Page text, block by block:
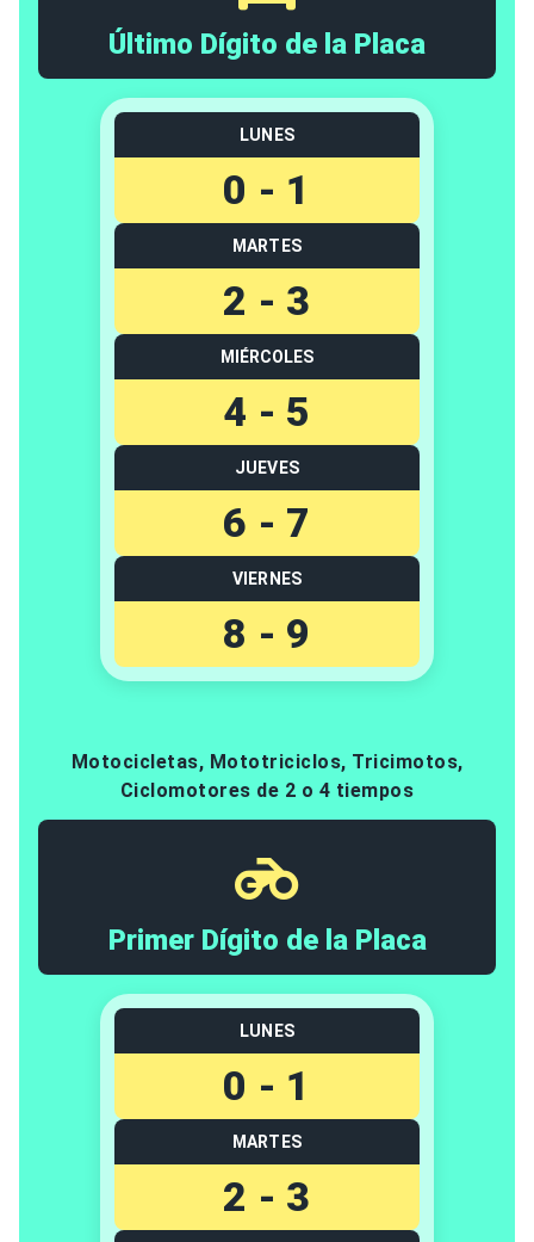
Último Dígito de la Placa
LUNES
0 - 1
MARTES
2 - 3
MIÉRCOLES
4 - 5
JUEVES
6 - 7
VIERNES
8 - 9
Motocicletas, Mototriciclos, Tricimotos,
Ciclomotores de 2 o 4 tiempos
Primer Dígito de la Placa
LUNES
0 - 1
MARTES
2 - 3